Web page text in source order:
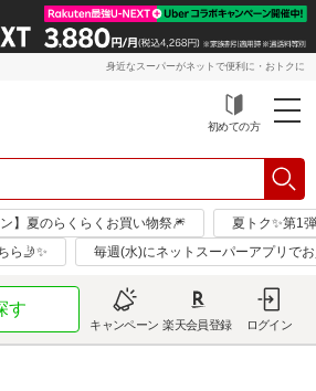
身近なスーパーがネットで便利に・おトクに
初めての方
】夏のらくらくお買い物祭🎆
夏トク✨第1
ら🤳✨
毎週(水)にネットスーパーアプリで
す
キャンペーン 楽天会員登録 ログイン